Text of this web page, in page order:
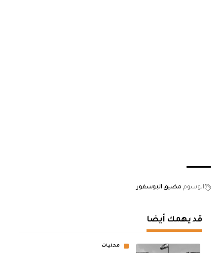
الوسوم مضيق البوسفور
قد يهمك أيضا
محليات